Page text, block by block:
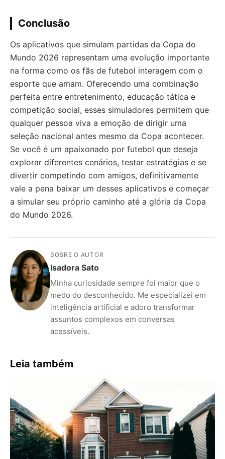
Conclusão
Os aplicativos que simulam partidas da Copa do
Mundo 2026 representam uma evolução importante
na forma como os fãs de futebol interagem com o
esporte que amam. Oferecendo uma combinação
perfeita entre entretenimento, educação tática e
competição social, esses simuladores permitem que
qualquer pessoa viva a emoção de dirigir uma
seleção nacional antes mesmo da Copa acontecer.
Se você é um apaixonado por futebol que deseja
explorar diferentes cenários, testar estratégias e se
divertir competindo com amigos, definitivamente
vale a pena baixar um desses aplicativos e começar
a simular seu próprio caminho até a glória da Copa
do Mundo 2026.
SOBRE O AUTOR
Isadora Sato
Minha curiosidade sempre foi maior que o
medo do desconhecido. Me especializei em
inteligência artificial e adoro transformar
assuntos complexos em conversas
acessíveis.
Leia também